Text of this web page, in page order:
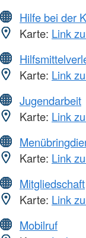
Hilfe bei der
Karte: Link
Karte: Link
Jugendarbeit
Karte: Link
Karte: Link
Mitgliedschaft
Karte: Link
Mobilruf